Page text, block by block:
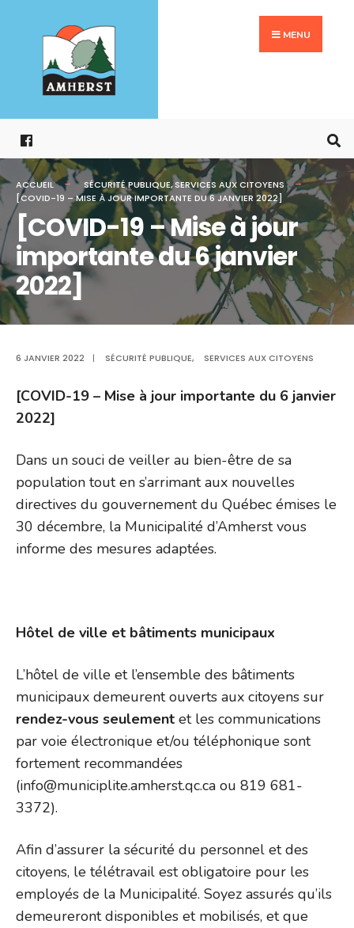
contenu
MENU
ACCUEIL SÉCURITÉ PUBLIQUE,SERVICES AUX CITOYENS
[COVID-19 – MISE À JOUR IMPORTANTE DU 6 JANVIER 2022]
[COVID-19 – Mise à jour
importante du 6 janvier
2022]
6 JANVIER 2022 | SÉCURITÉ PUBLIQUE, SERVICES AUX CITOYENS
[COVID-19 – Mise à jour importante du 6 janvier
2022]
Dans un souci de veiller au bien-être de sa
population tout en s’arrimant aux nouvelles
directives du gouvernement du Québec émises le
30 décembre, la Municipalité d’Amherst vous
informe des mesures adaptées.
Hôtel de ville et bâtiments municipaux
L’hôtel de ville et l’ensemble des bâtiments
municipaux demeurent ouverts aux citoyens sur
rendez-vous seulement et les communications
par voie électronique et/ou téléphonique sont
fortement recommandées
(info@municiplite.amherst.qc.ca ou 819 681-
3372).
Afin d’assurer la sécurité du personnel et des
citoyens, le télétravail est obligatoire pour les
employés de la Municipalité. Soyez assurés qu’ils
demeureront disponibles et mobilisés, et que
for: